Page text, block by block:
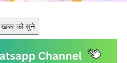
खबर को सुने